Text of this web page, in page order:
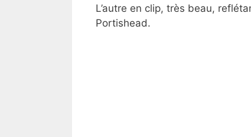
L’autre en clip, très beau,
Portishead.